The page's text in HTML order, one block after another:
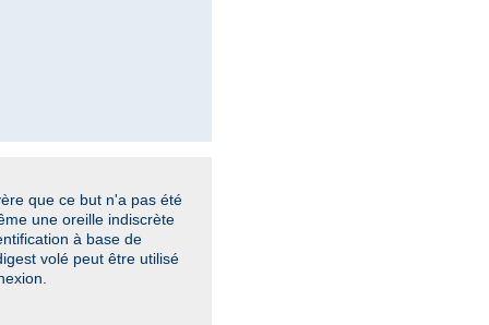
que ce but n'a pas été
une oreille indiscrète
à base de
volé peut être utilisé